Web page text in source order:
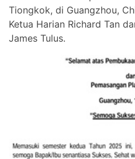
Tiongkok, di Guangzhou,
Ketua Harian Richard Tan
James Tulus.